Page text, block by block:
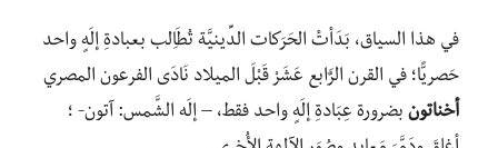
في هذا السياق، بَدَأتٔ الحَرَكات الدِّينيَّة تُطَاِلب بعبادةِ إلَهٍ واحد
حَصريًّا؛ في القرن الرٌَابع عَشَرْ قَبْلَ الميلاد نَادَى الفرعون المصري
أخناتون بضرورة عِبَادةِ إلَهٍ واحد فقط، – إلَه الشَّمس: آتون- ؛